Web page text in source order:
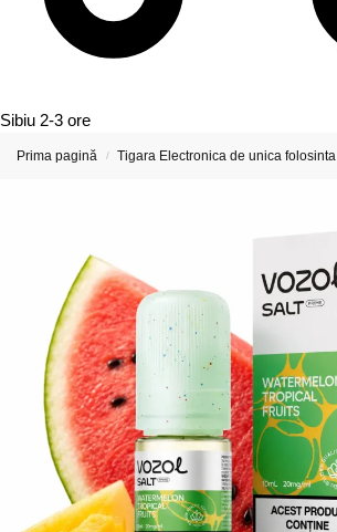
Sibiu 2-3 ore
Prima pagină / Tigara Electronica de unica folosinta